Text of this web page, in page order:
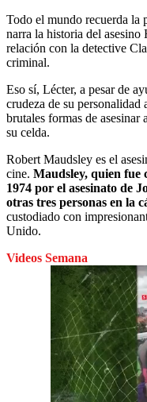
Todo el mundo recuerda la
narra la historia del
relación con la detective
criminal.
Eso sí, Lécter, a pesar de
crudeza de su personalidad
brutales formas de asesinar
su celda.
Robert Maudsley es el
cine. Maudsley, quien fue
1974 por el asesinato de
otras tres personas en la
custodiado con
Unido.
Videos Semana